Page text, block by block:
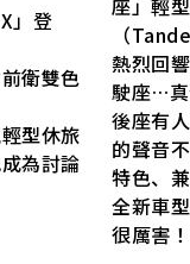
擎的「新巡航車
線優美的「窄身風格
Style）」車身
同時配備高性能懸吊
合器變速箱（DCT）
Rebel」
年式已在歐洲亮相